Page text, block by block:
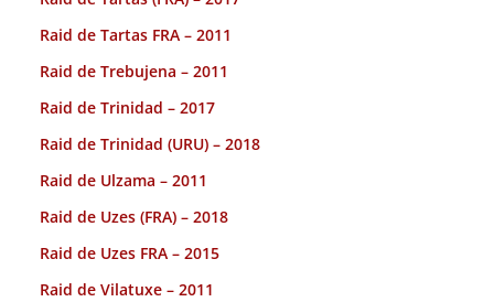
Raid de Tartas FRA – 2011
Raid de Trebujena – 2011
Raid de Trinidad – 2017
Raid de Trinidad (URU) – 2018
Raid de Ulzama – 2011
Raid de Uzes (FRA) – 2018
Raid de Uzes FRA – 2015
Raid de Vilatuxe – 2011